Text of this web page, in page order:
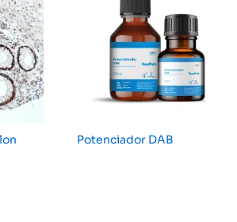
Potenciador DAB